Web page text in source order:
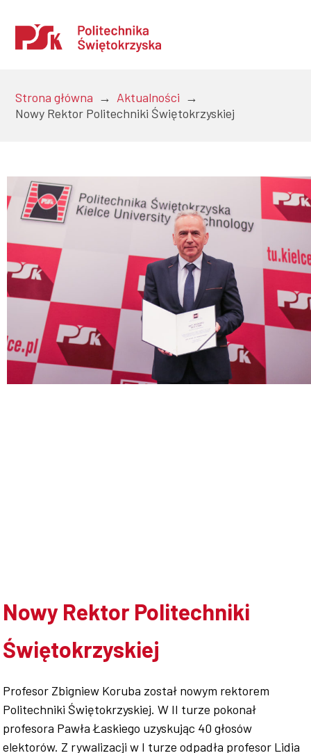
Strona główna → Aktualności →
Nowy Rektor Politechniki Świętokrzyskiej
Nowy Rektor Politechniki
Świętokrzyskiej
Profesor Zbigniew Koruba został nowym rektorem
Politechniki Świętokrzyskiej. W II turze pokonał
profesora Pawła Łaskiego uzyskując 40 głosów
elektorów. Z rywalizacji w I turze odpadła profesor Lidia
Kandydaci
Studenci
Doktoranci
Współpraca
Sklep PŚk